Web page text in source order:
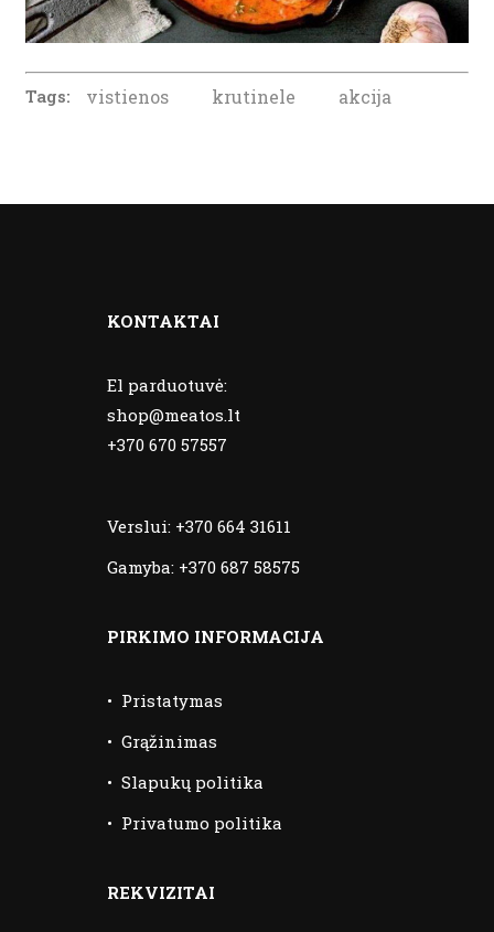
Tags: vistienos krutinele akcija
KONTAKTAI
El parduotuvė:
shop@meatos.lt
+370 670 57557
Verslui: +370 664 31611
Gamyba: +370 687 58575
PIRKIMO INFORMACIJA
• Pristatymas
• Grąžinimas
• Slapukų politika
• Privatumo politika
REKVIZITAI